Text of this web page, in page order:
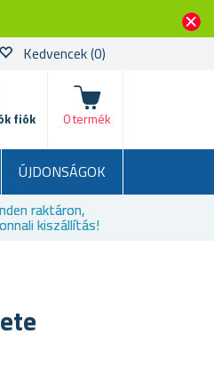
Kedvencek(0)
fiók
kosár
0 termék
ÚJDONSÁGOK
raktáron,
kiszállítás!